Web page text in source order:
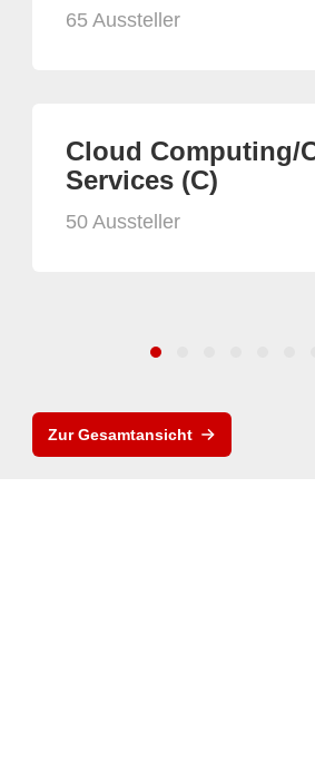
65 Aussteller
Cloud Computing/
Services (C)
50 Aussteller
Zur Gesamtansicht